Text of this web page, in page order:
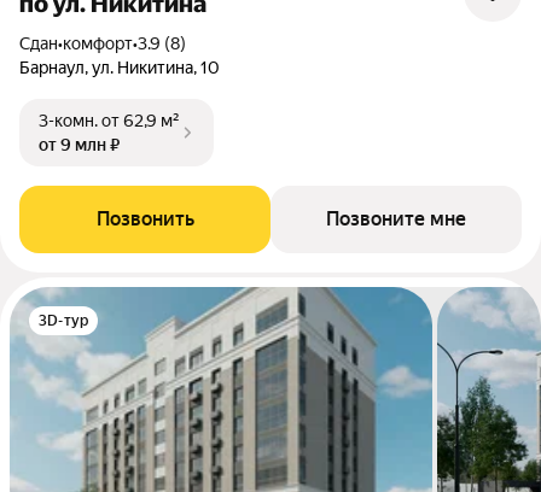
Сдан•комфорт•3.9 (8)
Барнаул, ул. Никитина, 10
3-комн.от 62,9 м²
от 9 млн ₽
Позвонить Позвоните мне
3D-тур